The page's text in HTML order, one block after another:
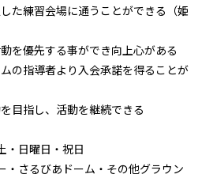
た練習会場に通うことができる（姫
を優先する事ができ向上心がある
の指導者より入会承諾を得ることが
目指し、活動を継続できる
・日曜日・祝日
・さるびあドーム・その他グラウン